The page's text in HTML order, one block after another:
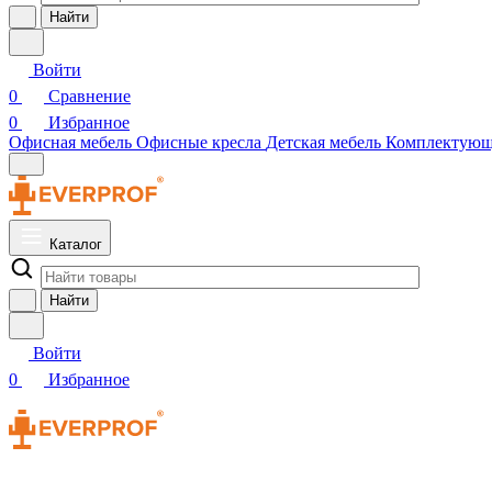
Найти
Войти
0
Сравнение
0
Избранное
Офисная мебель Офисные кресла Детская мебель
Каталог
Найти
Войти
0
Избранное